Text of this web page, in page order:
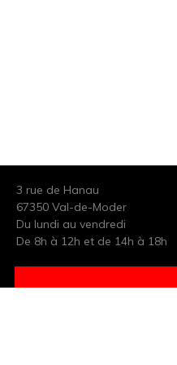
3 rue de Hanau
67350 Val-de-Moder
Du lundi au vendredi
De 8h à 12h et de 14h à 18h